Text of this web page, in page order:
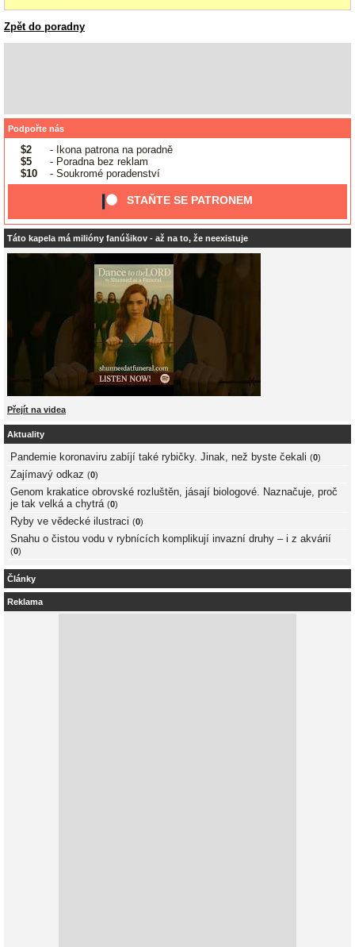
Zpět do poradny
Podpořte nás
$2
- Ikona patrona na poradně
$5
- Poradna bez reklam
$10
- Soukromé poradenství
STAŇTE SE PATRONEM
Táto kapela má milióny fanúšikov - až na to, že neexistuje
Přejít na videa
Aktuality
Pandemie koronaviru zabíjí také rybičky. Jinak, než byste čekali (0)
Zajímavý odkaz (0)
Genom krakatice obrovské rozluštěn, jásají biologové. Naznačuje, proč
je tak velká a chytrá (0)
Ryby ve vědecké ilustraci (0)
Snahu o čistou vodu v rybnících komplikují invazní druhy – i z akvárií
(0)
Články
Reklama